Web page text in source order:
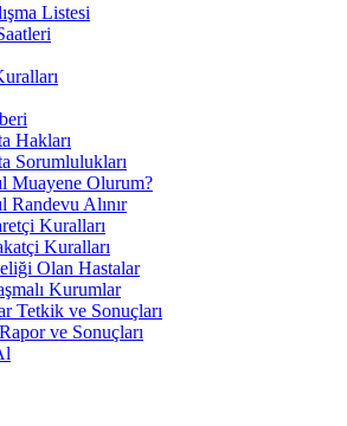
Listesi
Hakları
Sorumlulukları
Muayene Olurum?
Randevu Alınır
Kuralları
Kuralları
Olan Hastalar
Kurumlar
Tetkik ve Sonuçları
ve Sonuçları